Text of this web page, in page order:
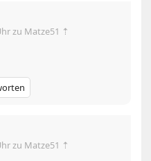
zu Matze51 ⇡
zu Matze51 ⇡